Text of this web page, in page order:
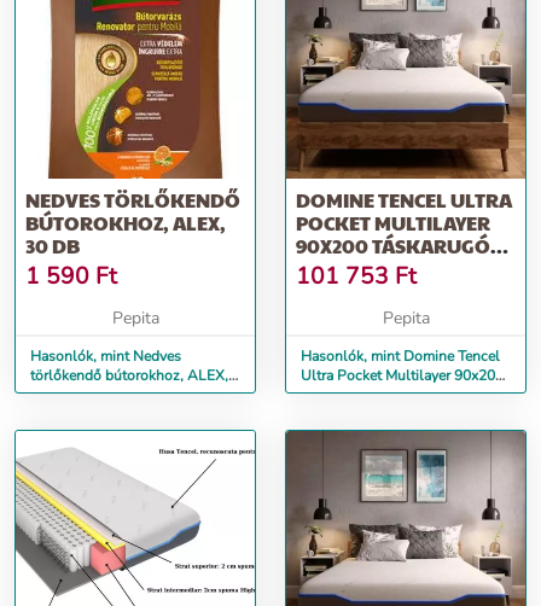
NEDVES TÖRLŐKENDŐ
BÚTOROKHOZ, ALEX,
30 DB
1 590 Ft
Pepita
Hasonlók, mint Nedves
törlőkendő bútorokhoz, ALEX,
30 db
DOMINE TENCEL ULTRA
POCKET MULTILAYER
90X200 TÁSKARUGÓS
MATRACOK,...
101 753 Ft
Pepita
Hasonlók, mint Domine Tencel
Ultra Pocket Multilayer 90x200
táskarugós matracok,...